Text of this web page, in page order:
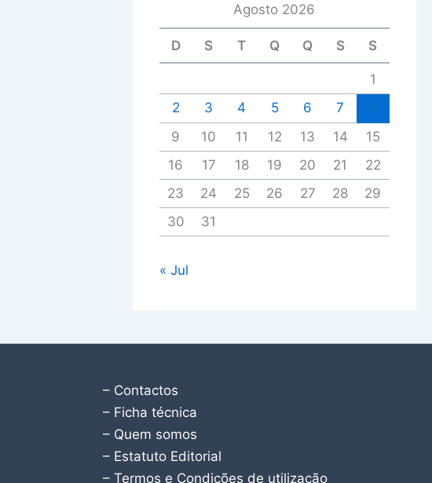
Agosto 2026
D S T Q Q S S
1
2
3 4 5 6 7
9
10 11 12 13 14
15
16
17 18 19 20 21
22
23
24 25 26 27 28
29
30
31
« Jul
– Contactos
– Ficha técnica
– Quem somos
– Estatuto Editorial
– Termos e Condições de utilização